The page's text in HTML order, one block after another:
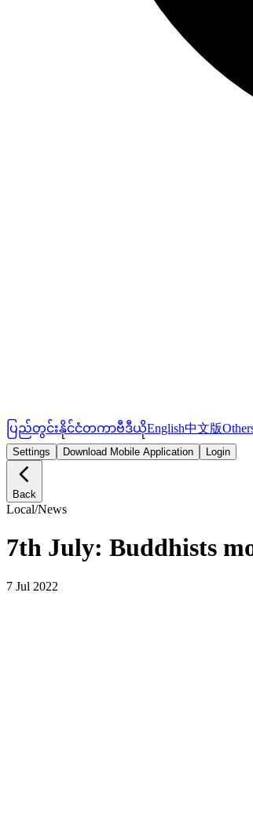
ပြည်တွင်းနိုင်ငံတကာဗီဒီယိုEnglish中文版
Settings Download Mobile Application Login
Back
Local/News
7th July: Buddhists
7 Jul 2022